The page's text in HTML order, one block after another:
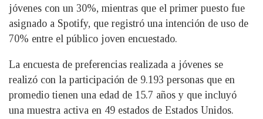
jóvenes con un 30%, mientras que el primer puesto fue
asignado a Spotify, que registró una intención de uso de
70% entre el público joven encuestado.
La encuesta de preferencias realizada a jóvenes se
realizó con la participación de 9.193 personas que en
promedio tienen una edad de 15.7 años y que incluyó
una muestra activa en 49 estados de Estados Unidos.